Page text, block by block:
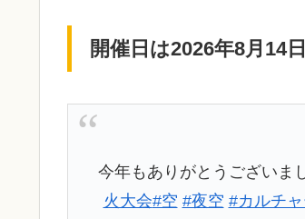
開催日は2026年8月14日
今年もありがとうございま
火大会#空 #夜空 #カルチ